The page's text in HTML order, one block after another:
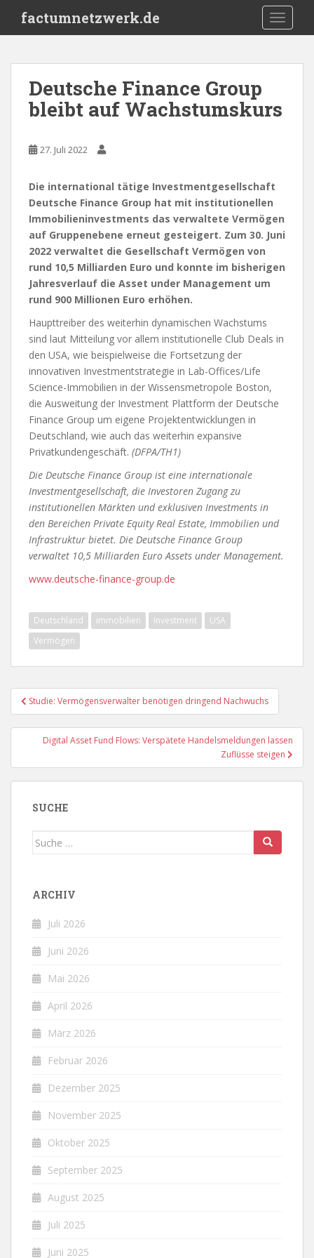
i
factumnetzwerk.de
Deutsche Finance Group
bleibt auf Wachstumskurs
27. Juli 2022
Die international tätige Investmentgesellschaft
Deutsche Finance Group hat mit institutionellen
Immobilieninvestments das verwaltete Vermögen
auf Gruppenebene erneut gesteigert. Zum 30. Juni
2022 verwaltet die Gesellschaft Vermögen von
rund 10,5 Milliarden Euro und konnte im bisherigen
Jahresverlauf die Asset under Management um
rund 900 Millionen Euro erhöhen.
Haupttreiber des weiterhin dynamischen Wachstums
sind laut Mitteilung vor allem institutionelle Club Deals in
den USA, wie beispielweise die Fortsetzung der
innovativen Investmentstrategie in Lab-Offices/Life
Science-Immobilien in der Wissensmetropole Boston,
die Ausweitung der Investment Plattform der Deutsche
Finance Group um eigene Projektentwicklungen in
Deutschland, wie auch das weiterhin expansive
Privatkundengeschäft. (DFPA/TH1)
Die Deutsche Finance Group ist eine internationale
Investmentgesellschaft, die Investoren Zugang zu
institutionellen Märkten und exklusiven Investments in
den Bereichen Private Equity Real Estate, Immobilien und
Infrastruktur bietet. Die Deutsche Finance Group
verwaltet 10,5 Milliarden Euro Assets under Management.
www.deutsche-finance-group.de
Deutschland immobilien Investment
USA
Vermögen
Beitragsnavigation
Studie: Vermögensverwalter benötigen dringend Nachwuchs
Digital Asset Fund Flows: Verspätete Handelsmeldungen lassen
Zuflüsse steigen
SUCHE
Suche
ARCHIV
Juli 2026
Juni 2026
Mai 2026
April 2026
März 2026
Februar 2026
Dezember 2025
November 2025
Oktober 2025
September 2025
August 2025
Juli 2025
Juni 2025